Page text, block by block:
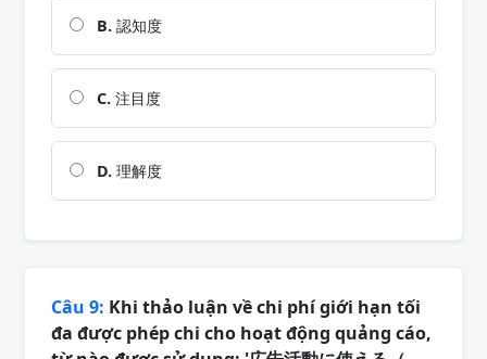
B. 認知度
C. 注目度
D. 理解度
Câu 9: Khi thảo luận về chi phí giới hạn tối
đa được phép chi cho hoạt động quảng cáo,